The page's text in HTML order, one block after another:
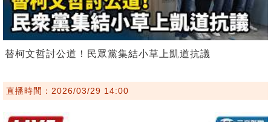
替柯文哲討公道！民眾黨集結小草上凱道抗議
直播時間：2026/03/29 14:00